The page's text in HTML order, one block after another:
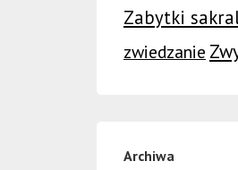
Zabytki
zwiedzanie
Archiwa